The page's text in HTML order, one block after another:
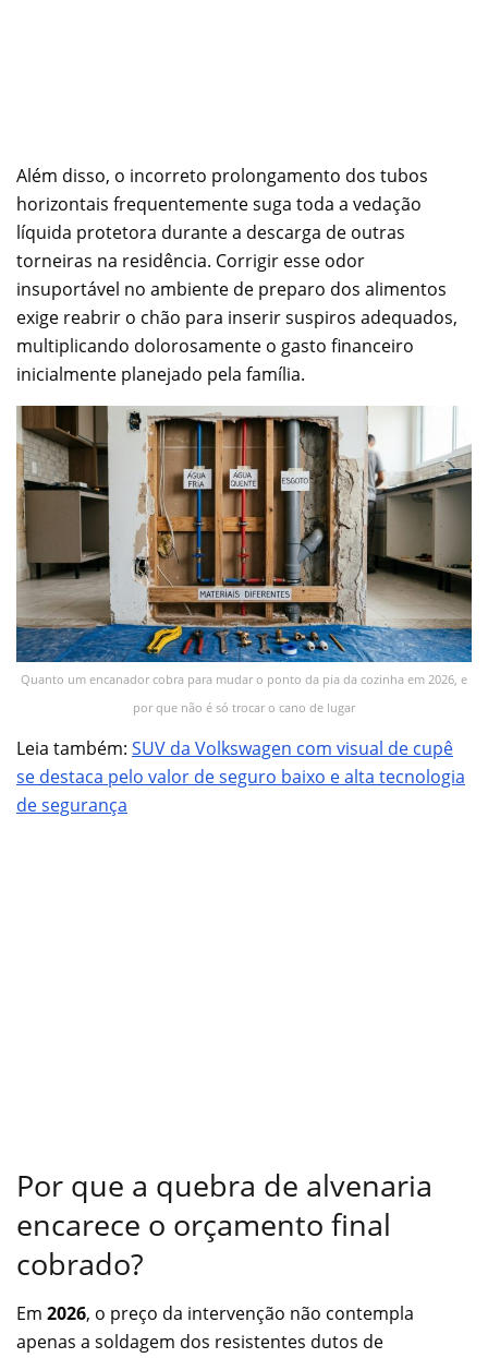
Além disso, o incorreto prolongamento dos tubos
horizontais frequentemente suga toda a vedação
líquida protetora durante a descarga de outras
torneiras na residência. Corrigir esse odor
insuportável no ambiente de preparo dos alimentos
exige reabrir o chão para inserir suspiros adequados,
multiplicando dolorosamente o gasto financeiro
inicialmente planejado pela família.
Quanto um encanador cobra para mudar o ponto da pia da cozinha em 2026, e
por que não é só trocar o cano de lugar
Leia também: SUV da Volkswagen com visual de cupê
se destaca pelo valor de seguro baixo e alta tecnologia
de segurança
Por que a quebra de alvenaria
encarece o orçamento final
cobrado?
Em 2026, o preço da intervenção não contempla
apenas a soldagem dos resistentes dutos de